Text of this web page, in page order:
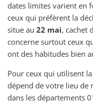
dates limites varient en
ceux qui préfèrent la
situe au 22 mai, cachet
concerne surtout ceux
ont des habitudes bien
Pour ceux qui utilisent
dépend de votre lieu de
dans les départements